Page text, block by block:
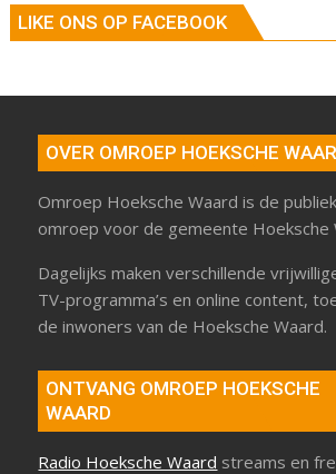
LIKE ONS OP FACEBOOK
OVER OMROEP HOEKSCHE
Omroep Hoeksche Waard is de
omroep voor de gemeente Hoeksche
Dagelijks maken verschillende
TV-programma’s en online content,
de inwoners van de Hoeksche Waard.
ONTVANG OMROEP HOEKSCHE
WAARD
Radio Hoeksche Waard streams en